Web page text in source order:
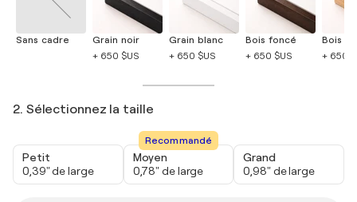
Sans cadre
Grain noir
+ 650 $US
Grain blanc
+ 650 $US
Bois foncé
+ 650 $US
Bois
+ 650
2. Sélectionnez la taille
Petit
0,39" de large
Recommandé
Moyen
0,78" de large
Grand
0,98" de large